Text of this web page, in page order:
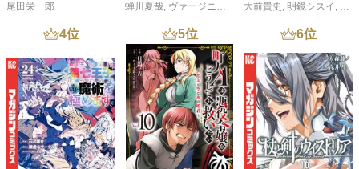
尾田栄一郎
蝉川夏哉, ヴァージニア二等兵 ,転
大前貴史 , 明鏡シスイ , ｔ
4位 5位 6位